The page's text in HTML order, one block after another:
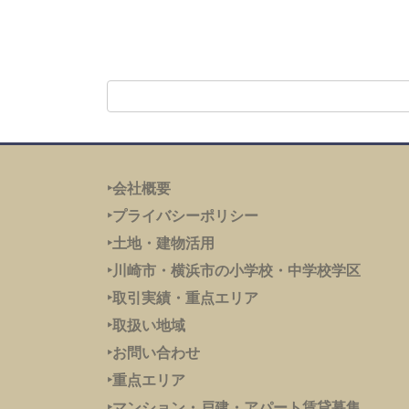
‣会社概要
‣プライバシーポリシー
‣土地・建物活用
‣川崎市・横浜市の小学校・中学校学区
‣取引実績・重点エリア
‣取扱い地域
‣お問い合わせ
‣重点エリア